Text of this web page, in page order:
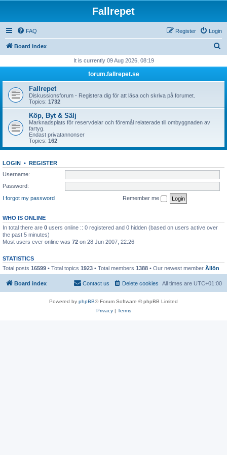
Fallrepet
FAQ Login
Register
Board index
r
h
It is currently 09 Aug 2026, 08:19
forum.fallrepet.se
Fallrepet
Diskussionsforum - Registera dig för att läsa och skriva på forumet.
Topics: 1732
Köp, Byt & Sälj
Marknadsplats för reservdelar och föremål relaterade till ombyggnaden av
fartyg.
Endast privatannonser
Topics: 162
LOGIN • REGISTER
Username:
Password:
I forgot my password
Remember me
WHO IS ONLINE
In total there are 0 users online :: 0 registered and 0 hidden (based on users active over
the past 5 minutes)
Most users ever online was 72 on 28 Jun 2007, 22:26
STATISTICS
Total posts 16599 • Total topics 1923 • Total members 1388 • Our newest member Ällön
Board index All times are UTC+01:00
Delete cookies
Contact us
Powered by phpBB® Forum Software © phpBB Limited
Privacy| Terms